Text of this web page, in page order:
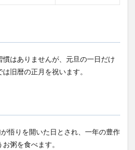
慣はありませんが、元旦の一日だけ
旧暦の正月を祝います。
悟りを開いた日とされ、一年の豊作
粥を食べます。